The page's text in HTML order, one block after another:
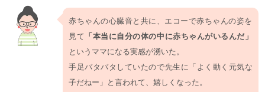
赤ちゃんの心臓音と共に、エコーで赤ちゃんの姿を
見て 「本当に自分の体の中に赤ちゃんがいるんだ」
というママになる実感が湧いた。
手足バタバタしていたので先生に「よく動く元気な
子だねー」と言われて、嬉しくなった。